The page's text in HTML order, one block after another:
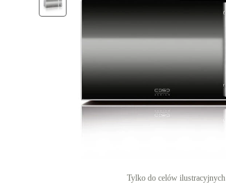
Tylko do celów ilustracyjnych